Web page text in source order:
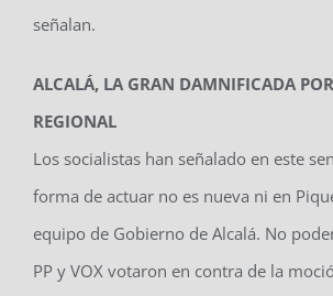
señalan.
ALCALÁ, LA GRAN DAMNIFICADA
REGIONAL
Los socialistas han señalado en este
forma de actuar no es nueva ni en
equipo de Gobierno de Alcalá. No
PP y VOX votaron en contra de la